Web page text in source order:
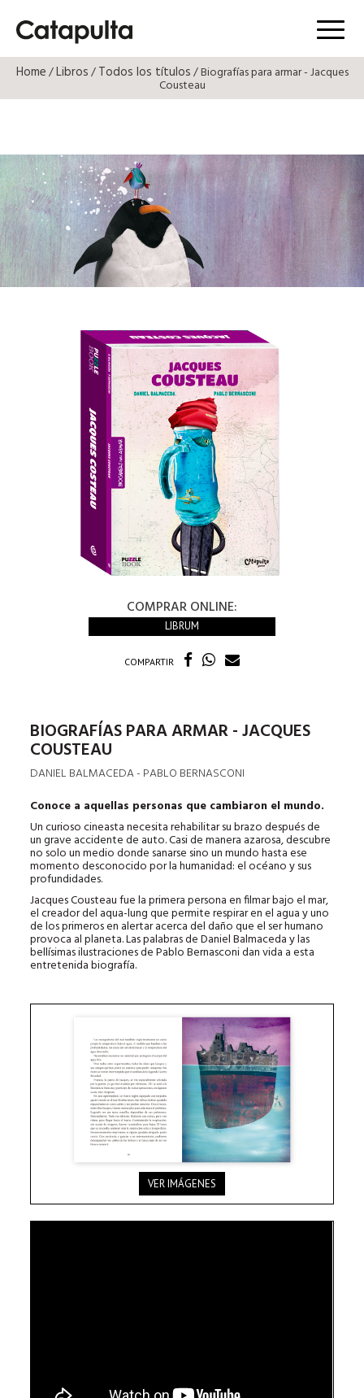
Menú
Home/Libros/Todos los títulos/ Biografías para armar - Jacques
Cousteau
COMPRAR ONLINE:
LIBRUM
COMPARTIR
BIOGRAFÍAS PARA ARMAR - JACQUES
COUSTEAU
DANIEL BALMACEDA - PABLO BERNASCONI
Conoce a aquellas personas que cambiaron el mundo.
Un curioso cineasta necesita rehabilitar su brazo después de
un grave accidente de auto. Casi de manera azarosa, descubre
no solo un medio donde sanarse sino un mundo hasta ese
momento desconocido por la humanidad: el océano y sus
profundidades.
Jacques Cousteau fue la primera persona en filmar bajo el mar,
el creador del aqua-lung que permite respirar en el agua y uno
de los primeros en alertar acerca del daño que el ser humano
provoca al planeta. Las palabras de Daniel Balmaceda y las
bellísimas ilustraciones de Pablo Bernasconi dan vida a esta
entretenida biografía.
VER IMÁGENES